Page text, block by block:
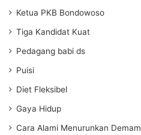
Ketua PKB Bondowoso
Tiga Kandidat Kuat
Pedagang babi ds
Puisi
Diet Fleksibel
Gaya Hidup
Cara Alami Menurunkan Demam